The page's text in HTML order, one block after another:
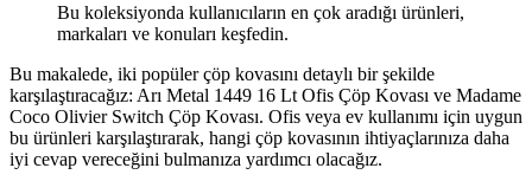
Bu koleksiyonda kullanıcıların en çok aradığı ürünleri,
markaları ve konuları keşfedin.
Bu makalede, iki popüler çöp kovasını detaylı bir şekilde
karşılaştıracağız: Arı Metal 1449 16 Lt Ofis Çöp Kovası ve Madame
Coco Olivier Switch Çöp Kovası. Ofis veya ev kullanımı için uygun
bu ürünleri karşılaştırarak, hangi çöp kovasının ihtiyaçlarınıza daha
iyi cevap vereceğini bulmanıza yardımcı olacağız.